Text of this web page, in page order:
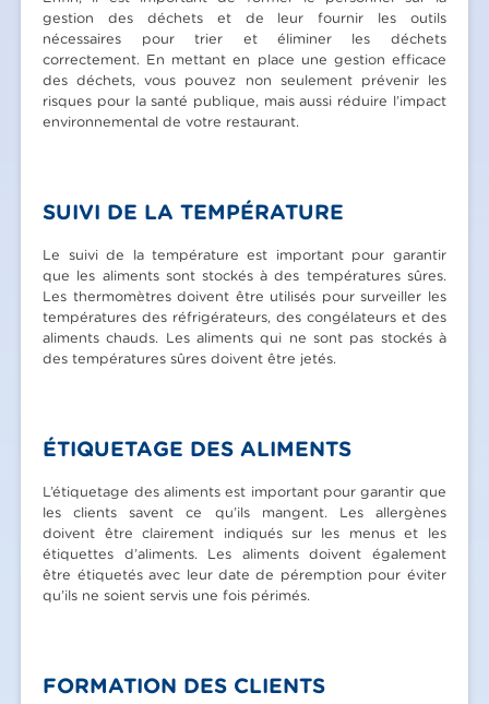
gestion des déchets et de leur fournir les outils
nécessaires pour trier et éliminer les déchets
correctement. En mettant en place une gestion efficace
des déchets, vous pouvez non seulement prévenir les
risques pour la santé publique, mais aussi réduire l’impact
environnemental de votre restaurant.
SUIVI DE LA TEMPÉRATURE
Le suivi de la température est important pour garantir
que les aliments sont stockés à des températures sûres.
Les thermomètres doivent être utilisés pour surveiller les
températures des réfrigérateurs, des congélateurs et des
aliments chauds. Les aliments qui ne sont pas stockés à
des températures sûres doivent être jetés.
ÉTIQUETAGE DES ALIMENTS
L’étiquetage des aliments est important pour garantir que
les clients savent ce qu’ils mangent. Les allergènes
doivent être clairement indiqués sur les menus et les
étiquettes d’aliments. Les aliments doivent également
être étiquetés avec leur date de péremption pour éviter
qu’ils ne soient servis une fois périmés.
FORMATION DES CLIENTS